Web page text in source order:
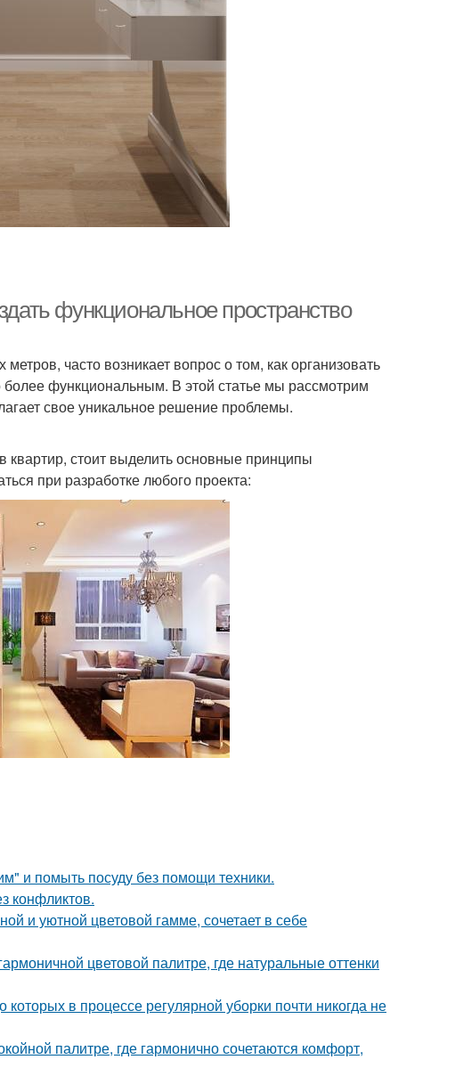
функциональное пространство
часто возникает вопрос о том, как организовать
функциональным. В этой статье мы рассмотрим
свое уникальное решение проблемы.
квартир, стоит выделить основные принципы
при разработке любого проекта:
и помыть посуду без помощи техники.
конфликтов.
и уютной цветовой гамме, сочетает в себе
цветовой палитре, где натуральные оттенки
в процессе регулярной уборки почти никогда не
палитре, где гармонично сочетаются комфорт,